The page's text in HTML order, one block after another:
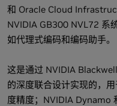
和 Oracle Cloud
NVIDIA GB300 NVL72 系
如代理式编码和编码助手。
这是通过 NVIDIA
的深度联合设计实现的，
度精度；NVIDIA Dynamo